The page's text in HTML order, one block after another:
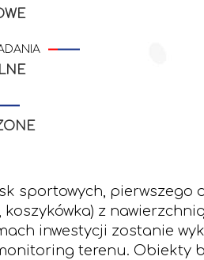
sportowych, pierwszego
z
inwestycji zostanie
terenu. Obiekty